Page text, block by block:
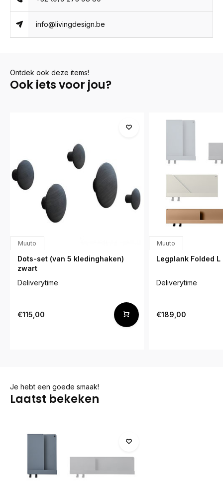
info@livingdesign.be
Ontdek ook deze items!
Ook iets voor jou?
Muuto
Dots-set (van 5 kledinghaken)
zwart
Deliverytime
€115,00
Muuto
Legplank Folded L
Deliverytime
€189,00
Je hebt een goede smaak!
Laatst bekeken